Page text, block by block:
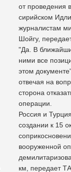
от проведения
сирийском
журналистам
Шойгу,
"Да. В
ними все
этом
отвечая на
сторона
операции.
Россия и
создании к 15
вооруженной
км, передает